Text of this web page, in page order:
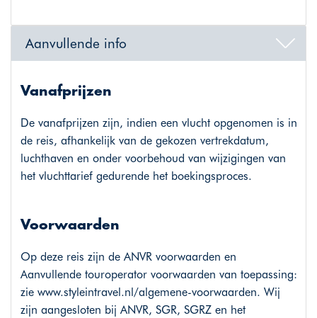
Aanvullende info
Vanafprijzen
De vanafprijzen zijn, indien een vlucht opgenomen is in
de reis, afhankelijk van de gekozen vertrekdatum,
luchthaven en onder voorbehoud van wijzigingen van
het vluchttarief gedurende het boekingsproces.
Voorwaarden
Op deze reis zijn de ANVR voorwaarden en
Aanvullende touroperator voorwaarden van toepassing:
zie www.styleintravel.nl/algemene-voorwaarden. Wij
zijn aangesloten bij ANVR, SGR, SGRZ en het